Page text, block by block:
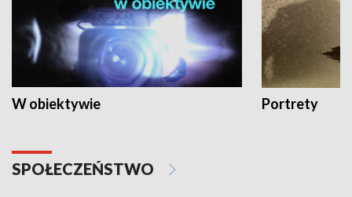
W obiektywie Portrety
SPOŁECZEŃSTWO